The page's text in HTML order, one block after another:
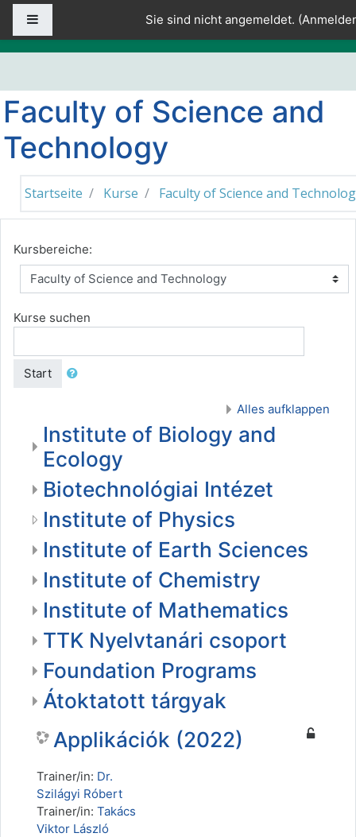
Zum Hauptinhalt
Sie sind nicht angemeldet. (
Faculty of Science and
Technology
Startseite Kurse Faculty of Science and
Kursbereiche:
Kurse suchen
Start
Alles aufklappen
Institute of Biology and
Ecology
Biotechnológiai Intézet
Institute of Physics
Institute of Earth Sciences
Institute of Chemistry
Institute of Mathematics
TTK Nyelvtanári csoport
Foundation Programs
Átoktatott tárgyak
Applikációk (2022)
Trainer/in: Dr.
Szilágyi Róbert
Trainer/in: Takács
Viktor László